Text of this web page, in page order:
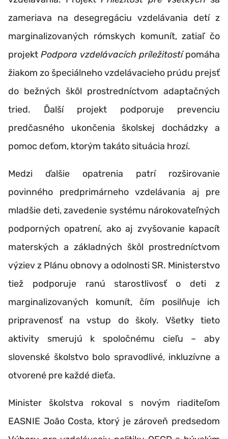
zameriava na desegregáciu vzdelávania detí z
marginalizovaných rómskych komunít, zatiaľ čo
projekt Podpora vzdelávacích príležitostípomáha
žiakom zo špeciálneho vzdelávacieho prúdu prejsť
do bežných škôl prostredníctvom adaptačných
tried. Ďalší projekt podporuje prevenciu
predčasného ukončenia školskej dochádzky a
pomoc deťom, ktorým takáto situácia hrozí.
Medzi ďalšie opatrenia patrí rozširovanie
povinného predprimárneho vzdelávania aj pre
mladšie deti, zavedenie systému nárokovateľných
podporných opatrení, ako aj zvyšovanie kapacít
materských a základných škôl prostredníctvom
výziev z Plánu obnovy a odolnosti SR. Ministerstvo
tiež podporuje ranú starostlivosť o deti z
marginalizovaných komunít, čím posilňuje ich
pripravenosť na vstup do školy. Všetky tieto
aktivity smerujú k spoločnému cieľu – aby
slovenské školstvo bolo spravodlivé, inkluzívne a
otvorené pre každé dieťa.
Minister školstva rokoval s novým riaditeľom
EASNIE João Costa, ktorý je zároveň predsedom